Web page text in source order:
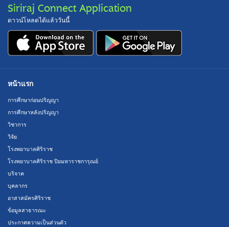
Siriraj Connect Application
ดาวน์โหลดได้แล้ววันนี้
หน้าแรก
การศึกษาก่อนปริญญา
การศึกษาหลังปริญญา
วิชาการ
วิจัย
โรงพยาบาลศิริราช
โรงพยาบาลศิริราช ปิยมหาราชการุณย์
บริจาค
บุคลากร
อาสาสมัครศิริราช
ข้อมูลสาธารณะ
ประกาศความเป็นส่วนตัว